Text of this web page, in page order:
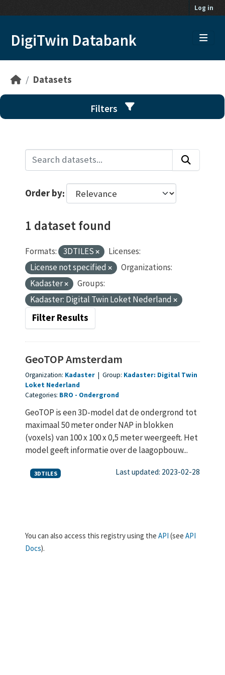
Log in
DigiTwin Databank
Datasets
Filters
Order by
1 dataset found
Formats: 3DTILES
Licenses:
License not specified
Organizations:
Kadaster
Groups:
Kadaster: Digital Twin Loket Nederland
Filter Results
GeoTOP Amsterdam
Organization: Kadaster | Group: Kadaster: Digital Twin
Loket Nederland
Categories: BRO Ondergrond
GeoTOP is een 3D-model dat de ondergrond tot
maximaal 50 meter onder NAP in blokken
(voxels) van 100 x 100 x 0,5 meter weergeeft. Het
model geeft informatie over de laagopbouw...
3DTILES Last updated: 2023-02-28
You can also access this registry using the API (see API
Docs).